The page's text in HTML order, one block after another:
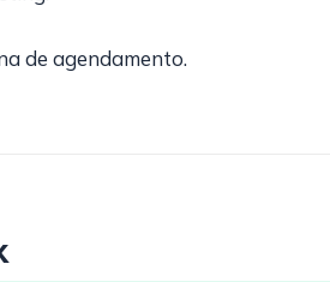
de agendamento.